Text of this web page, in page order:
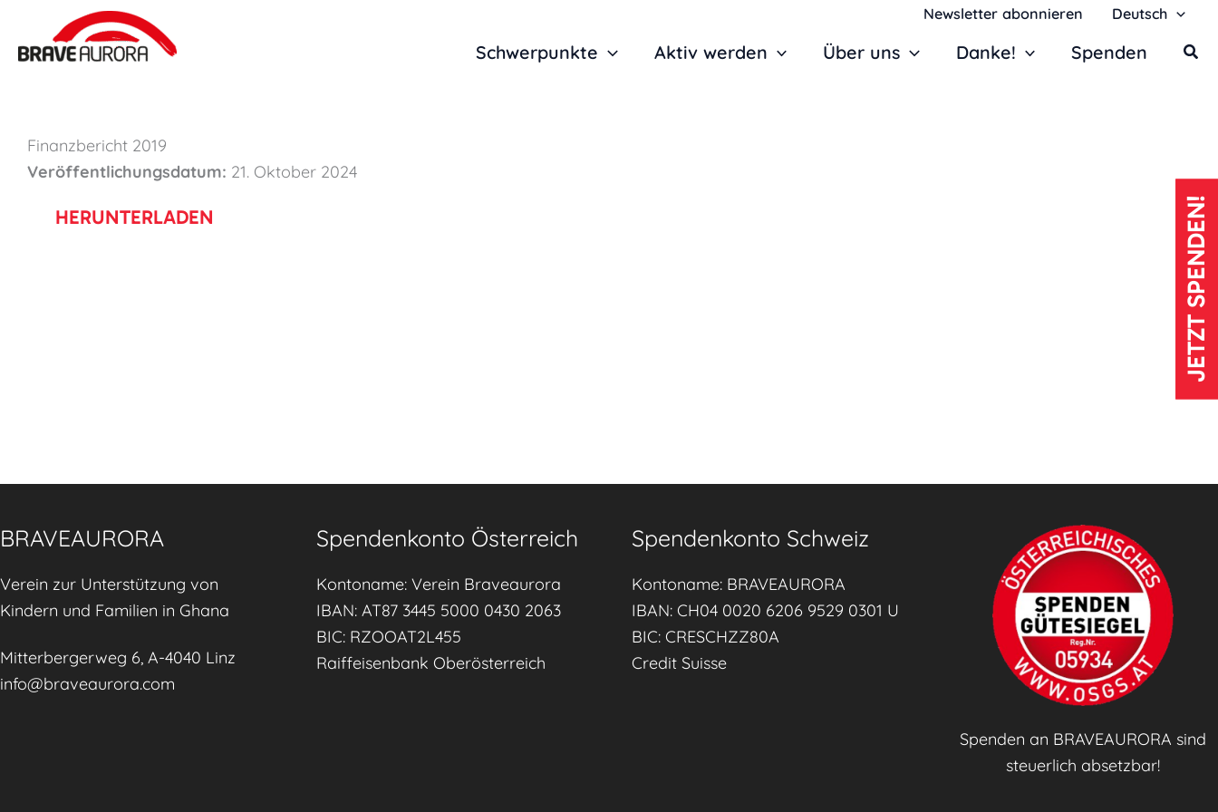
JETZT SPENDEN!
springen
Newsletter abonnieren Deutsch
Schwerpunkte Aktiv werden Über uns Danke! Spenden
Finanzbericht 2019
Veröffentlichungsdatum: 21. Oktober 2024
HERUNTERLADEN
BRAVEAURORA
Verein zur Unterstützung von
Kindern und Familien in Ghana
Mitterbergerweg 6, A-4040 Linz
info@braveaurora.com
Spendenkonto Österreich
Kontoname: Verein Braveaurora
IBAN: AT87 3445 5000 0430 2063
BIC: RZOOAT2L455
Raiffeisenbank Oberösterreich
Spendenkonto Schweiz
Kontoname: BRAVEAURORA
IBAN: CH04 0020 6206 9529 0301 U
BIC: CRESCHZZ80A
Credit Suisse
Spenden an BRAVEAURORA sind
steuerlich absetzbar!